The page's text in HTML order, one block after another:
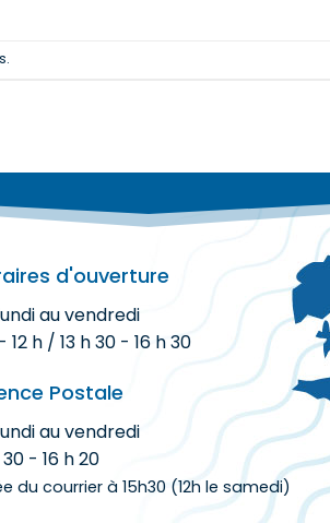
d'ouverture
au vendredi
12 h / 13 h 30 - 16 h 30
Postale
au vendredi
30 - 16 h 20
du courrier à 15h30 (12h le samedi)